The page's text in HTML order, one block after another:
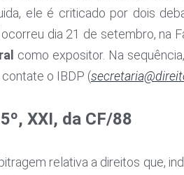
ele é criticado por dois
dia 21 de setembro, na
como expositor. Na
o IBDP (
XXI, da CF/88
relativa a direitos que,